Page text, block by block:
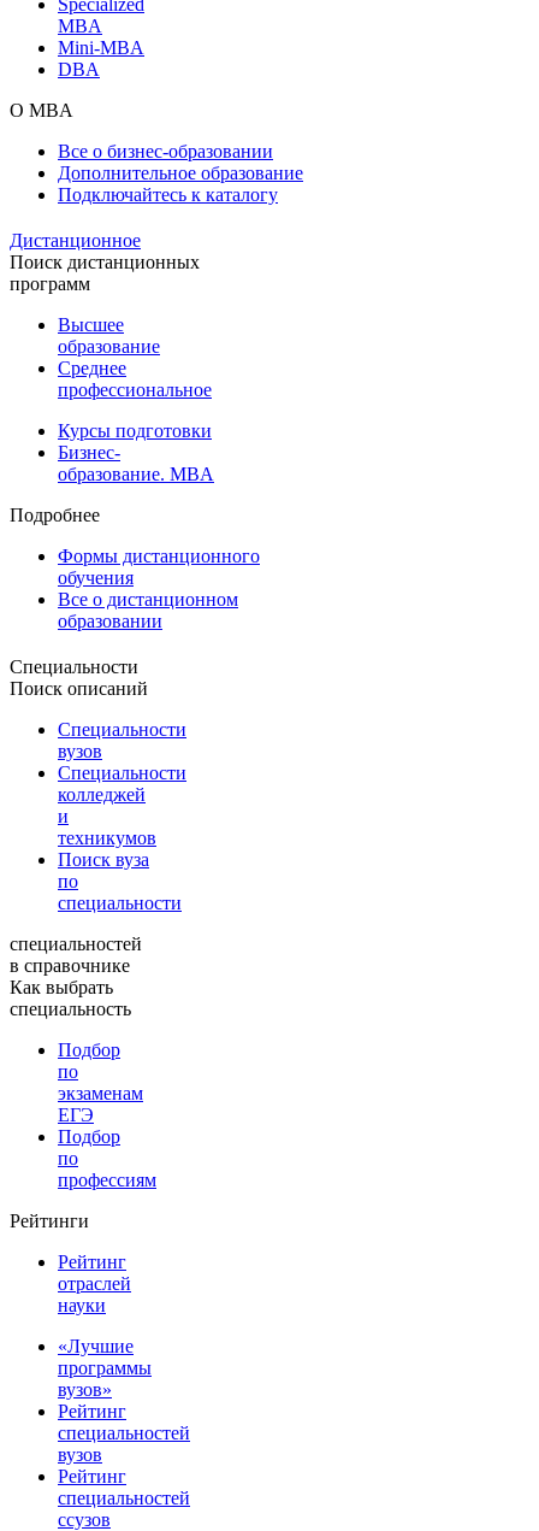
MBA
Mini-MBA
DBA
О MBA
Все о бизнес-образовании
Дополнительное образование
Подключайтесь к каталогу
Дистанционное
Поиск дистанционных
программ
Высшее
образование
Среднее
профессиональное
Курсы подготовки
Бизнес-
образование. MBA
Подробнее
Формы дистанционного
обучения
Все о дистанционном
образовании
Специальности
Поиск описаний
Специальности
вузов
Специальности
колледжей
и
техникумов
Поиск вуза
по
специальности
специальностей
в справочнике
Как выбрать
специальность
Подбор
по
экзаменам
ЕГЭ
Подбор
по
профессиям
Рейтинги
Рейтинг
отраслей
науки
«Лучшие
программы
вузов»
Рейтинг
специальностей
вузов
Рейтинг
специальностей
ссузов